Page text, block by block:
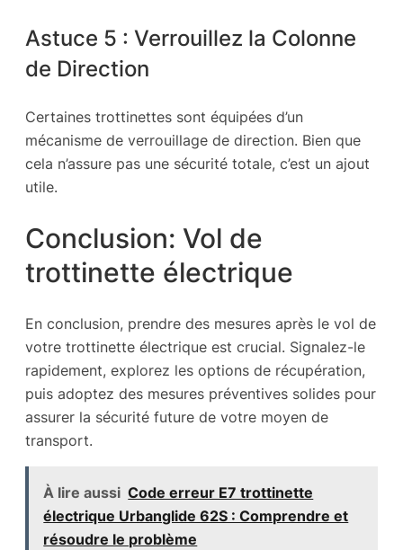
Astuce 5 : Verrouillez la Colonne
de Direction
Certaines trottinettes sont équipées d’un
mécanisme de verrouillage de direction. Bien que
cela n’assure pas une sécurité totale, c’est un ajout
utile.
Conclusion: Vol de
trottinette électrique
En conclusion, prendre des mesures après le vol de
votre trottinette électrique est crucial. Signalez-le
rapidement, explorez les options de récupération,
puis adoptez des mesures préventives solides pour
assurer la sécurité future de votre moyen de
transport.
À lire aussi Code erreur E7 trottinette
électrique Urbanglide 62S : Comprendre et
résoudre le problème